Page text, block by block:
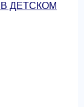
ДЕТСКОМ